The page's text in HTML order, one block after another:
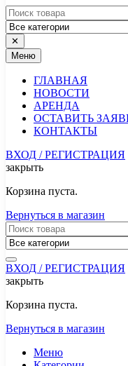
✕
Меню
ГЛАВНАЯ
НОВОСТИ
АРЕНДА
ОСТАВИТЬ
КОНТАКТЫ
ВХОД / РЕГИСТРАЦИЯ
закрыть
Корзина пуста.
Вернуться в магазин
ВХОД / РЕГИСТРАЦИЯ
закрыть
Корзина пуста.
Вернуться в магазин
Меню